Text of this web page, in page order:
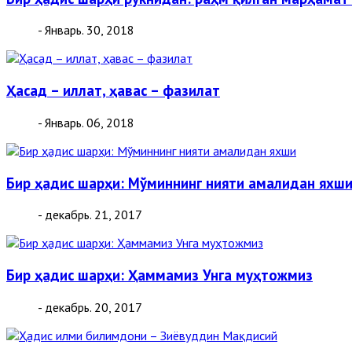
- Январь. 30, 2018
Ҳасад – иллат, ҳавас – фазилат
- Январь. 06, 2018
Бир ҳадис шарҳи: Мўминнинг нияти амалидан яхши
- декабрь. 21, 2017
Бир ҳадис шарҳи: Ҳаммамиз Унга муҳтожмиз
- декабрь. 20, 2017